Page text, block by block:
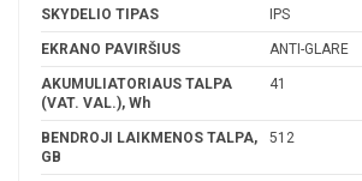
SKYDELIO TIPAS IPS
EKRANO PAVIRŠIUS ANTI-GLARE
AKUMULIATORIAUS TALPA
(VAT. VAL.), Wh
41
BENDROJI LAIKMENOS TALPA,
GB
512